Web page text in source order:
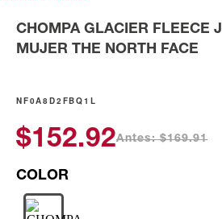
CHOMPA GLACIER FLEECE
MUJER THE NORTH FACE
NF0A8D2FBQ1L
$152.92Antes: $169.91